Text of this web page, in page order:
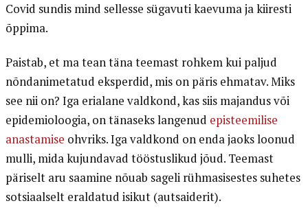
Covid sundis mind sellesse sügavuti kaevuma ja kiiresti
õppima.
Paistab, et ma tean täna teemast rohkem kui paljud
nõndanimetatud eksperdid, mis on päris ehmatav. Miks
see nii on? Iga erialane valdkond, kas siis majandus või
epidemioloogia, on tänaseks langenud episteemilise
anastamise ohvriks. Iga valdkond on enda jaoks loonud
mulli, mida kujundavad tööstuslikud jõud. Teemast
päriselt aru saamine nõuab sageli rühmasisestes suhetes
sotsiaalselt eraldatud isikut (autsaiderit).